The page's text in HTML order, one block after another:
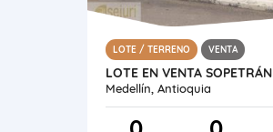
LOTE / TERRENO VENTA
LOTE EN VENTA SOPETRÁN
Medellín, Antioquia